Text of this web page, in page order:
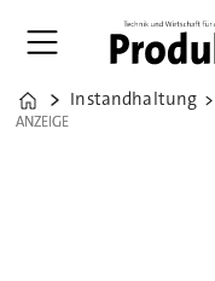
Home
Instandhaltung
ANZEIGE
ANZEIGE